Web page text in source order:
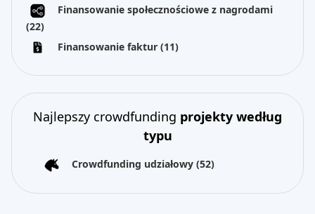
Finansowanie społecznościowe z nagrodami
(22)
Finansowanie faktur (11)
Najlepszy crowdfunding projekty według
typu
Crowdfunding udziałowy (52)